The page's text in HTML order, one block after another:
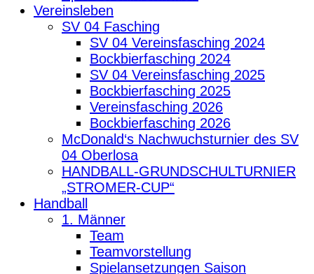
Vereinsleben
SV 04 Fasching
SV 04 Vereinsfasching 2024
Bockbierfasching 2024
SV 04 Vereinsfasching 2025
Bockbierfasching 2025
Vereinsfasching 2026
Bockbierfasching 2026
McDonald‘s Nachwuchsturnier des SV
04 Oberlosa
HANDBALL-GRUNDSCHULTURNIER
„STROMER-CUP“
Handball
1. Männer
Team
Teamvorstellung
Spielansetzungen Saison